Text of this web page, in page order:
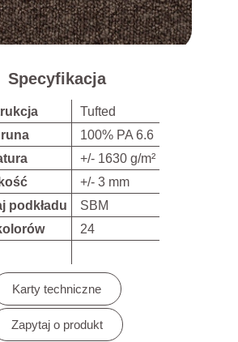
Specyfikacja
Tufted
runa
100% PA 6.6
+/- 1630 g/m²
+/- 3 mm
podkładu
SBM
24
Karty techniczne
Zapytaj o produkt